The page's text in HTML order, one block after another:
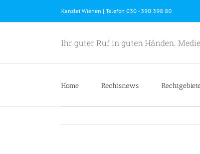
Kanzlei Wienen | Telefon 030 - 390 398 80
Ihr guter Ruf in guten Händen.
Home Rechtsnews